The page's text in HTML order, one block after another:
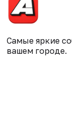
Самые яркие
вашем городе.